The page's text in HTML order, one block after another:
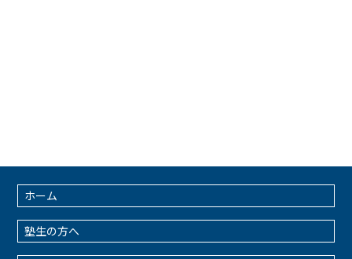
ホーム
塾生の方へ